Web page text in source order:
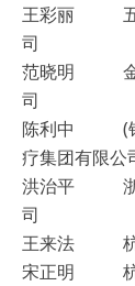
王彩丽 五
司
范晓明 金
司
陈利中 (银
疗集团有限公
洪治平 浙
司
王来法 杭
宋正明 杭